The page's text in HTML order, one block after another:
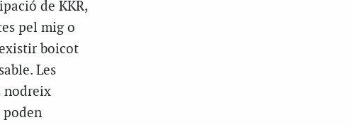
de KKR,
pel mig o
boicot
Les
nodreix